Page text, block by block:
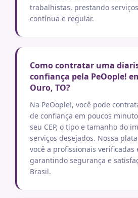
trabalhistas, prestando
contínua e regular.
Como contratar uma
confiança pela PeOople!
Ouro, TO?
Na PeOople!, você pode
de confiança em poucos
seu CEP, o tipo e tamanho do
serviços desejados. Nossa
você a profissionais verificadas
garantindo segurança e
Brasil.